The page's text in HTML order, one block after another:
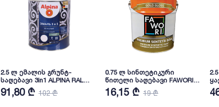
2.5 ლ ემალის გრუნტ-
საღებავი 3in1 ALPINA RAL
9003
91,80 ₾ 102 ₾
0.75 ლ სინთეტიკური
წითელი საღებავი FAWORI
Premium
16,15 ₾ 19 ₾